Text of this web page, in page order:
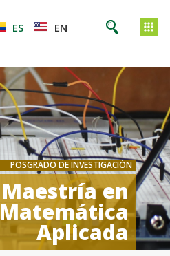
ES EN
POSGRADO DE INVESTIGACIÓN
Maestría en
Matemática
Aplicada